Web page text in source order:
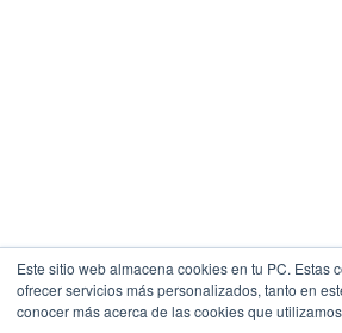
Este sitio web almacena cookies en tu PC.
ofrecer servicios más personalizados, tanto en
conocer más acerca de las cookies que